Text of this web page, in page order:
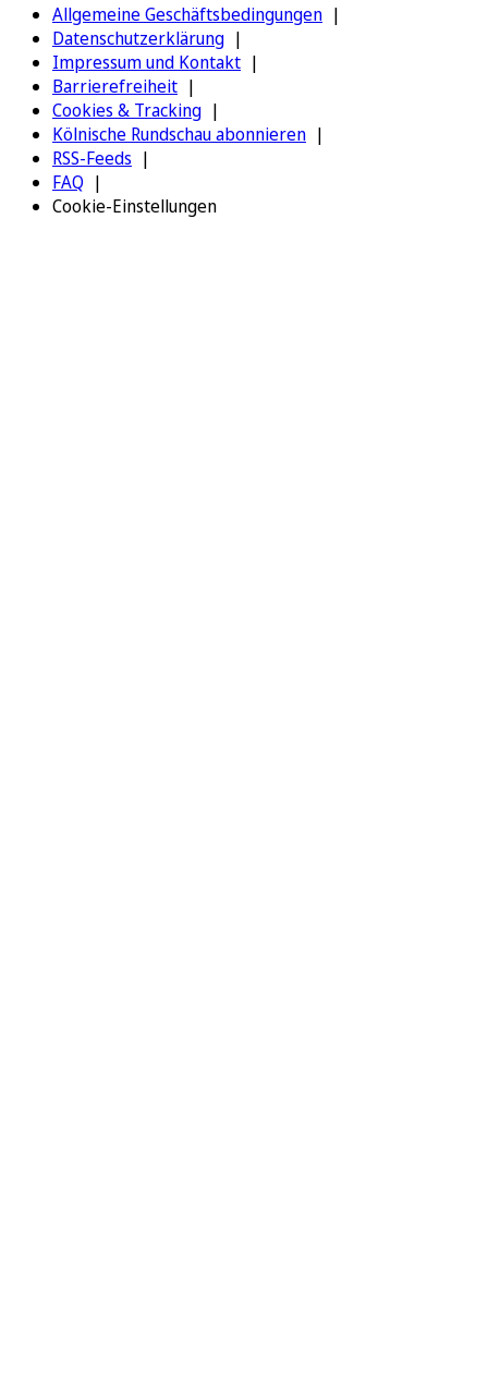
Allgemeine Geschäftsbedingungen
Datenschutzerklärung
Impressum und Kontakt
Barrierefreiheit
Cookies & Tracking
Kölnische Rundschau abonnieren
RSS-Feeds
FAQ
Cookie-Einstellungen